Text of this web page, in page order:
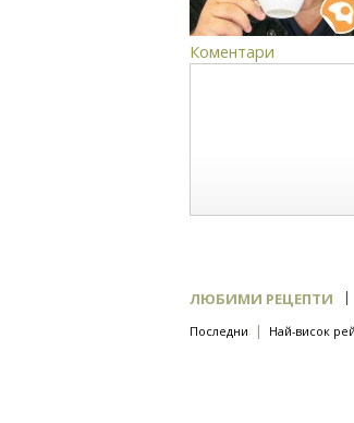
Коментари
ЛЮБИМИ РЕЦЕПТИ |
Последни | Най-висок